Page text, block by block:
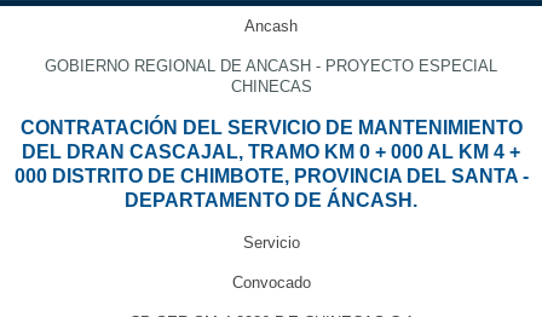
Ancash
GOBIERNO REGIONAL DE ANCASH - PROYECTO ESPECIAL
CHINECAS
CONTRATACIÓN DEL SERVICIO DE MANTENIMIENTO
DEL DRAN CASCAJAL, TRAMO KM 0 + 000 AL KM 4 +
000 DISTRITO DE CHIMBOTE, PROVINCIA DEL SANTA -
DEPARTAMENTO DE ÁNCASH.
Servicio
Convocado